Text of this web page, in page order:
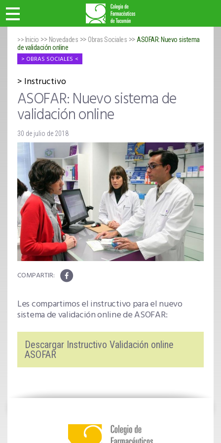
>> Inicio >> Novedades >> Obras Sociales >> ASOFAR: Nuevo sistema
de validación online
OBRAS SOCIALES
Instructivo
ASOFAR: Nuevo sistema de
validación online
30 de julio de 2018
Les compartimos el instructivo para el nuevo
sistema de validación online de ASOFAR:
Descargar Instructivo Validación online
ASOFAR